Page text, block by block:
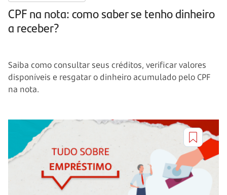
CPF na nota: como saber se tenho dinheiro
a receber?
Saiba como consultar seus créditos, verificar valores
disponíveis e resgatar o dinheiro acumulado pelo CPF
na nota.